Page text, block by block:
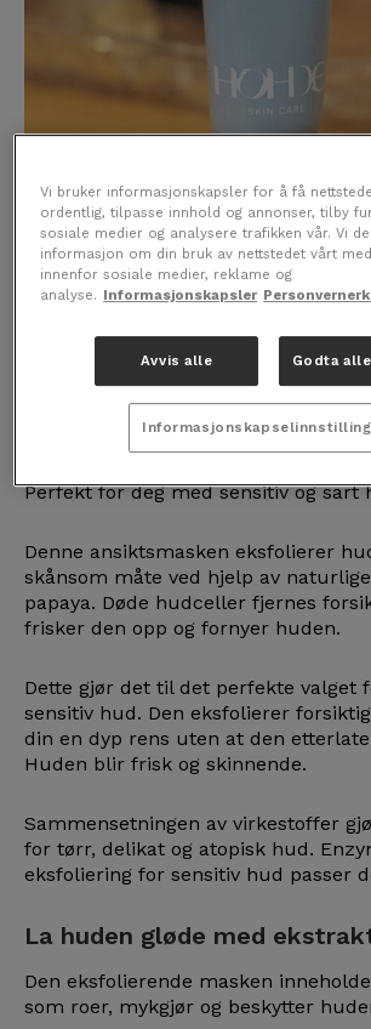
Eksfolier sensitiv hud med
ansiktsmaskekan tilby.
Nå til halvpris for 3 mnd
Perfekt for deg med sensitiv og sart
Denne ansiktsmasken eksfolierer
skånsom måte ved hjelp av
papaya. Døde hudceller fjernes
frisker den opp og fornyer huden.
Dette gjør det til det perfekte valget
sensitiv hud. Den eksfolierer
din en dyp rens uten at den
Huden blir frisk og skinnende.
Sammensetningen av virkestoffer
for tørr, delikat og atopisk hud.
eksfoliering for sensitiv hud passer
La huden gløde med
Den eksfolierende masken
som roer, mykgjør og beskytter
Vi bruker informasjonskapsler for å få
ordentlig, tilpasse innhold og annonser, tilby
sosiale medier og analysere trafikken vår. Vi
informasjon om din bruk av nettstedet vårt
innenfor sosiale medier, reklame og
analyse. Informasjonskapsler
Avvis alle Godta